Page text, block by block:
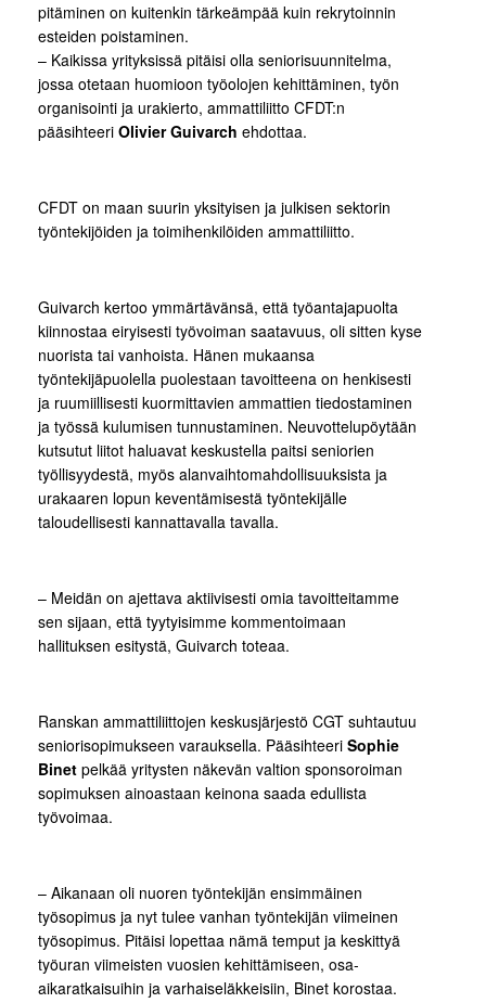
pitäminen on kuitenkin tärkeämpää kuin rekrytoinnin
esteiden poistaminen.
– Kaikissa yrityksissä pitäisi olla seniorisuunnitelma,
jossa otetaan huomioon työolojen kehittäminen, työn
organisointi ja urakierto, ammattiliitto CFDT:n
pääsihteeri Olivier Guivarch ehdottaa.
CFDT on maan suurin yksityisen ja julkisen sektorin
työntekijöiden ja toimihenkilöiden ammattiliitto.
Guivarch kertoo ymmärtävänsä, että työantajapuolta
kiinnostaa eiryisesti työvoiman saatavuus, oli sitten kyse
nuorista tai vanhoista. Hänen mukaansa
työntekijäpuolella puolestaan tavoitteena on henkisesti
ja ruumiillisesti kuormittavien ammattien tiedostaminen
ja työssä kulumisen tunnustaminen. Neuvottelupöytään
kutsutut liitot haluavat keskustella paitsi seniorien
työllisyydestä, myös alanvaihtomahdollisuuksista ja
urakaaren lopun keventämisestä työntekijälle
taloudellisesti kannattavalla tavalla.
– Meidän on ajettava aktiivisesti omia tavoitteitamme
sen sijaan, että tyytyisimme kommentoimaan
hallituksen esitystä, Guivarch toteaa.
Ranskan ammattiliittojen keskusjärjestö CGT suhtautuu
seniorisopimukseen varauksella. Pääsihteeri Sophie
Binet pelkää yritysten näkevän valtion sponsoroiman
sopimuksen ainoastaan keinona saada edullista
työvoimaa.
– Aikanaan oli nuoren työntekijän ensimmäinen
työsopimus ja nyt tulee vanhan työntekijän viimeinen
työsopimus. Pitäisi lopettaa nämä temput ja keskittyä
työuran viimeisten vuosien kehittämiseen, osa-
aikaratkaisuihin ja varhaiseläkkeisiin, Binet korostaa.